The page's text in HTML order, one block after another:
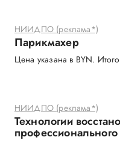
НИИДПО (реклама*)
Парикмахер
Цена указана в BYN.
НИИДПО (реклама*)
Технологии